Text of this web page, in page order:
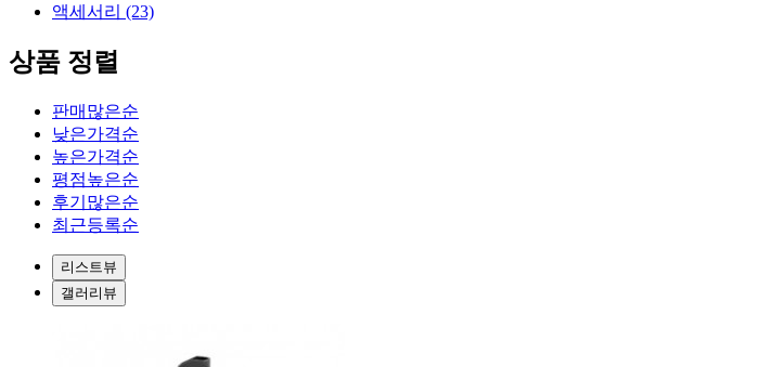
액세서리 (23)
상품 정렬
판매많은순
낮은가격순
높은가격순
평점높은순
후기많은순
최근등록순
리스트뷰
갤러리뷰